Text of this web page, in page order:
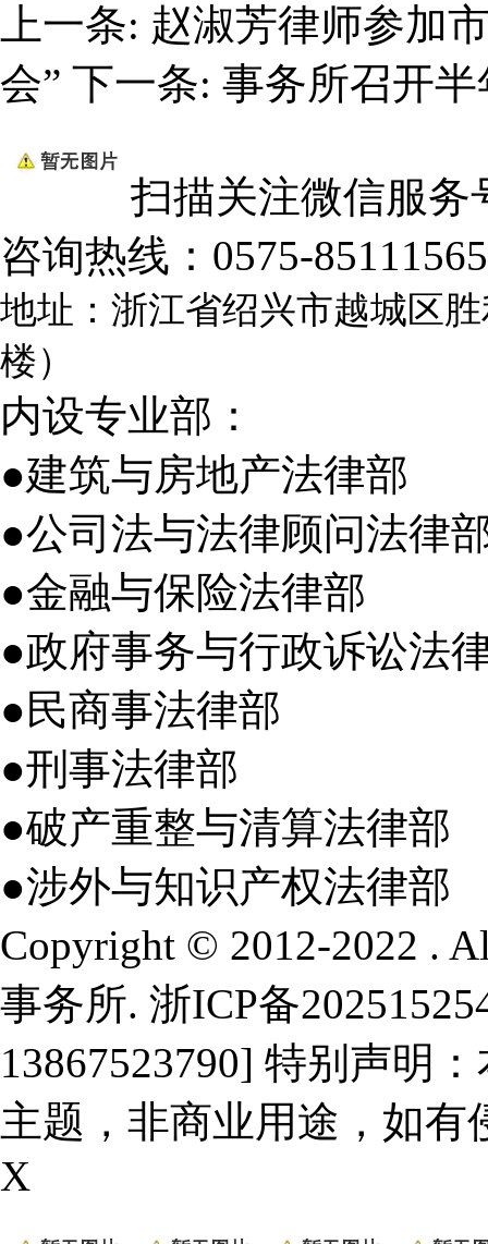
上一条: 赵淑芳律师参加
会” 下一条: 事务所召开
扫描关注微信服务
咨询热线： 0575-85111565
地址：浙江省绍兴市越城区
楼）
内设专业部：
●建筑与房地产法律部
●公司法与法律顾问法律
●金融与保险法律部
●政府事务与行政诉讼法
●民商事法律部
●刑事法律部
●破产重整与清算法律部
●涉外与知识产权法律部
Copyright © 2012-2022 .
事务所. 浙ICP备
13867523790] 特别声明
主题，非商业用途，如有
X